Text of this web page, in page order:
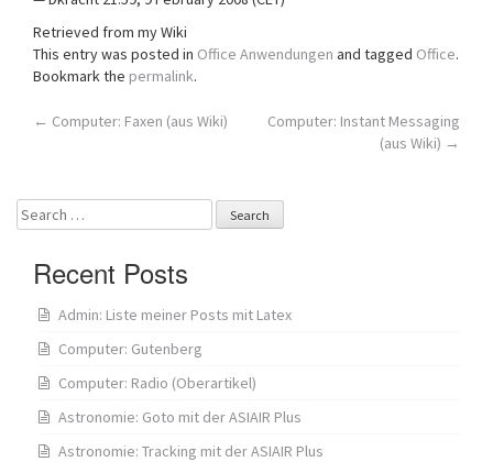
Retrieved from my Wiki
This entry was posted in Office Anwendungen and tagged Office.
Bookmark the permalink.
Post
← Computer: Faxen (aus Wiki)
Computer: Instant Messaging
(aus Wiki) →
Search
for:
Recent Posts
Admin: Liste meiner Posts mit Latex
Computer: Gutenberg
Computer: Radio (Oberartikel)
Astronomie: Goto mit der ASIAIR Plus
Astronomie: Tracking mit der ASIAIR Plus